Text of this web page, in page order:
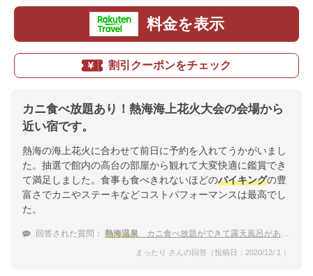
料金を表示
割引クーポンをチェック
カニ食べ放題あり！熱海海上花火大会の会場から
近い宿です。
熱海の海上花火に合わせて前日に予約を入れてうかがいまし
た。抽選で館内の高台の部屋から観れて大変快適に鑑賞でき
て満足しました。食事も食べきれないほどのバイキングの豊
富さでカニやステーキなどコストパフォーマンスは最高でし
た。
回答された質問： 熱海温泉 カニ食べ放題ができて露天風呂がある人気の宿
まったり さんの回答（投稿日：2020/12/ 1 ）